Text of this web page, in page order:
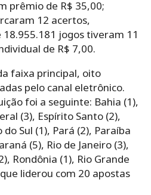
prêmio de R$ 35,00;
12 acertos,
18.955.181 jogos tiveram 11
de R$ 7,00.
faixa principal, oito
pelo canal eletrônico.
foi a seguinte: Bahia (1),
(3), Espírito Santo (2),
Sul (1), Pará (2), Paraíba
(5), Rio de Janeiro (3),
Rondônia (1), Rio Grande
liderou com 20 apostas